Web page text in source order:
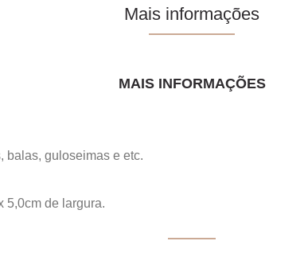
Mais informações
MAIS INFORMAÇÕES
balas, guloseimas e etc.
5,0cm de largura.